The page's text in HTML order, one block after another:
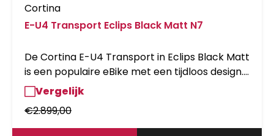
Cortina
E-U4 Transport Eclips Black Matt N7
De Cortina E-U4 Transport in Eclips Black Matt
is een populaire eBike met een tijdloos design.
Het sterke frame en de voordrager maken
deze transportfiets zeer praktisch. Met 7
versnellingen en elektrische ondersteuning
fiets je moeiteloos langere afstanden. Perfect
Vergelijk
€2.899,00